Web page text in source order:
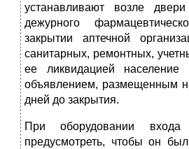
устанавливают возле
дежурного
закрытии аптечной
санитарных, ремонтных,
ее ликвидацией
объявлением, размещенным
дней до закрытия.
При оборудовании
предусмотреть, чтобы он